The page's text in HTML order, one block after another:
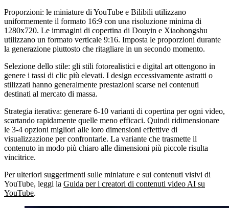
Proporzioni: le miniature di YouTube e Bilibili utilizzano
uniformemente il formato 16:9 con una risoluzione minima di
1280x720. Le immagini di copertina di Douyin e Xiaohongshu
utilizzano un formato verticale 9:16. Imposta le proporzioni durante
la generazione piuttosto che ritagliare in un secondo momento.
Selezione dello stile: gli stili fotorealistici e digital art ottengono in
genere i tassi di clic più elevati. I design eccessivamente astratti o
stilizzati hanno generalmente prestazioni scarse nei contenuti
destinati al mercato di massa.
Strategia iterativa: generare 6-10 varianti di copertina per ogni video,
scartando rapidamente quelle meno efficaci. Quindi ridimensionare
le 3-4 opzioni migliori alle loro dimensioni effettive di
visualizzazione per confrontarle. La variante che trasmette il
contenuto in modo più chiaro alle dimensioni più piccole risulta
vincitrice.
Per ulteriori suggerimenti sulle miniature e sui contenuti visivi di
YouTube, leggi la Guida per i creatori di contenuti video AI su
YouTube.